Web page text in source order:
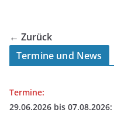
← Zurück
Termine und News
Termine:
29.06.2026 bis 07.08.2026: